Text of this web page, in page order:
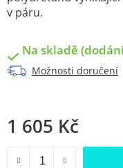
v páru.
Na skladě
Možnosti doručení
1 605 Kč